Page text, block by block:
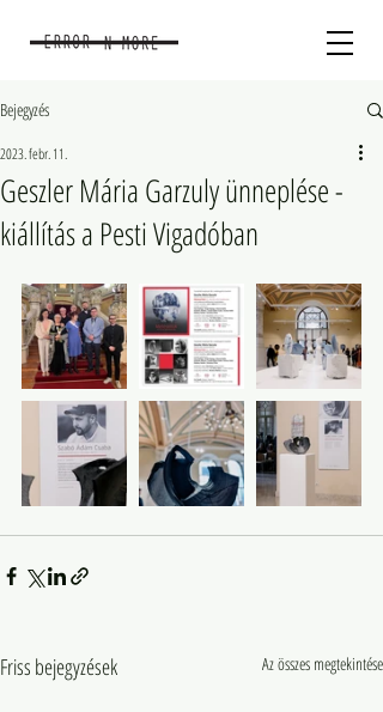
Bejegyzés
Geszler Mária Garzuly ünneplése -
kiállítás a Pesti Vigadóban
2023. febr. 11.
Friss bejegyzések Az összes megtekintése